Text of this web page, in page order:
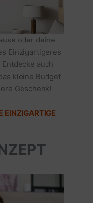
oder deine
Einzigartigeres
auch
kleine Budget
Geschenk!
EINZIGARTIGE